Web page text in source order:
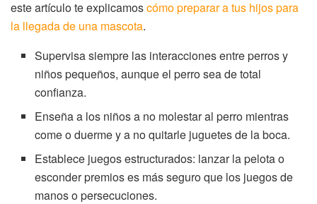
este artículo te explicamoscómo preparar a tus hijos para
la llegada de una mascota.
Supervisa siempre las interacciones entre perros y
niños pequeños, aunque el perro sea de total
confianza.
Enseña a los niños a no molestar al perro mientras
come o duerme y a no quitarle juguetes de la boca.
Establece juegos estructurados: lanzar la pelota o
esconder premios es más seguro que los juegos de
manos o persecuciones.